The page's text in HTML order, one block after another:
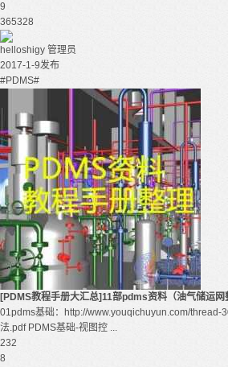
9
365328
helloshigy 管理员
2017-1-9发布
#PDMS#
[PDMS教程手册大汇总]11部pdms资料（油气储运网
01pdms基础：http://www.youqichuyun.com/thread-
法.pdf PDMS基础-视图控 ...
232
8